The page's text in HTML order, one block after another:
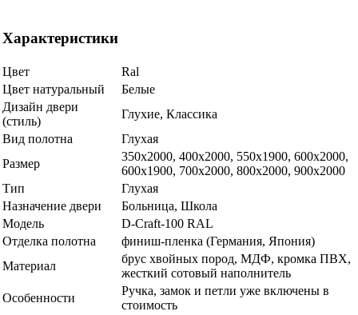
Характеристики
Цвет
Ral
Цвет натуральный
Белые
Дизайн двери
(стиль)
Глухие, Классика
Вид полотна
Глухая
Размер
350х2000, 400х2000, 550х1900, 600x2000,
600х1900, 700x2000, 800x2000, 900x2000
Тип
Глухая
Назначение двери
Больница, Школа
Модель
D-Craft-100 RAL
Отделка полотна
финиш-пленка (Германия, Япония)
Материал
брус хвойных пород, МДФ, кромка ПВХ,
жесткий сотовый наполнитель
Особенности
Ручка, замок и петли уже включены в
стоимость